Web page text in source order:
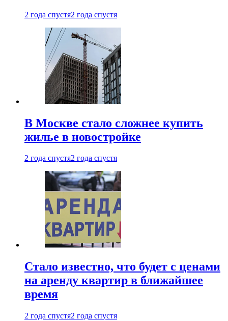
2 года спустя2 года спустя
В Москве стало сложнее купить
жилье в новостройке
2 года спустя2 года спустя
Стало известно, что будет с ценами
на аренду квартир в ближайшее
время
2 года спустя2 года спустя